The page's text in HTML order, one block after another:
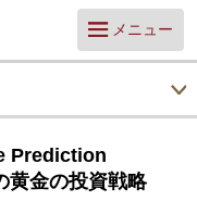
メニュー
Prediction
黄金の投資戦略